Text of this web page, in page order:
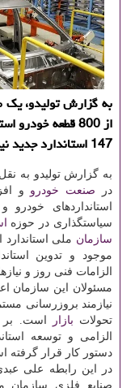
به گزارش تولیدو، یک
از 800 قطعه
147 استاندارد جدید نیز به تصویب رسیده است.
به گزارش تولیدو به
در صنعت خودرو و
استانداردهای
سیاستگذاری در حوزه
سازمان ملی استاندارد
موجود و تدوین
الزامات فنی روز و
مسئولان این سازمان
نیازمند بروزرسانی
تحولات بازار
است. بر
الزامی و توسعه
دستور کار قرار گرفته
در این رابطه علی
صنایع فلزی سازمان